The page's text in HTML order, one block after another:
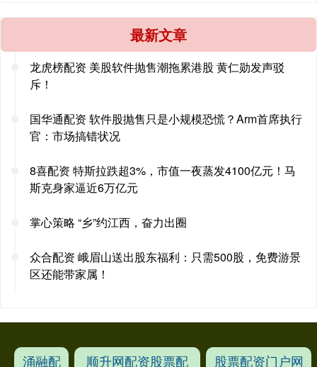
最新文章
龙虎榜配资 美股软件抛售潮拖累港股 黄仁勋发声驳
斥！
国华通配资 软件股抛售只是小规模恐慌？Arm首席执行
官：市场搞错状况
8喜配资 特斯拉跌超3%，市值一夜蒸发4100亿元！马
斯克身家逼近6万亿元
掌心策略 “乡”约江西，奋力出圈
众合配资 峨眉山送出股东福利：只需500股，免费游景
区还能带家属！
涌融配 顺升网配资股票配 股票配资门户网